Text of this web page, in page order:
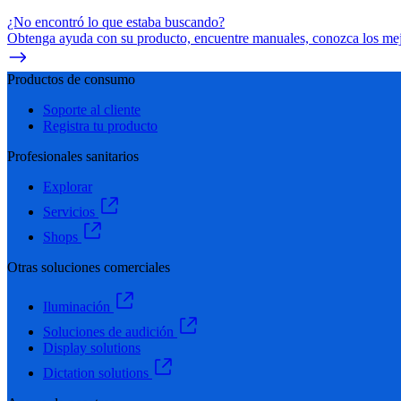
¿No encontró lo que estaba buscando?
Obtenga ayuda con su producto, encuentre manuales, conozca los
Productos de consumo
Soporte al cliente
Registra tu producto
Profesionales sanitarios
Explorar
Servicios
Shops
Otras soluciones comerciales
Iluminación
Soluciones de audición
Display solutions
Dictation solutions